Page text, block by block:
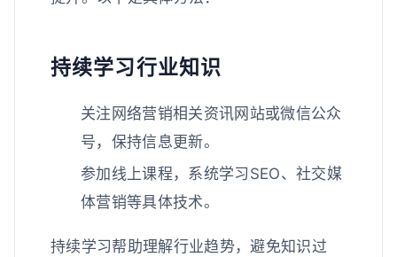
持续学习行业知识
关注网络营销相关资讯网站或微信公众
号，保持信息更新。
参加线上课程，系统学习SEO、社交媒
体营销等具体技术。
持续学习帮助理解行业趋势，避免知识过